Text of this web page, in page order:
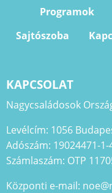
Programok
Sajtószoba
KAPCSOLAT
Nagycsaládosok
Levélcím: 1056
Adószám: 19024471-1-
Számlaszám: OTP
Központi e-mail: